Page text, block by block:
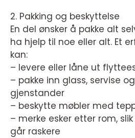
2. Pakking og beskyttelse
En del ønsker å pakke alt
ha hjelp til noe eller alt. Et
kan:
– levere eller låne ut
– pakke inn glass, servise
gjenstander
– beskytte møbler med
– merke esker etter rom,
går raskere